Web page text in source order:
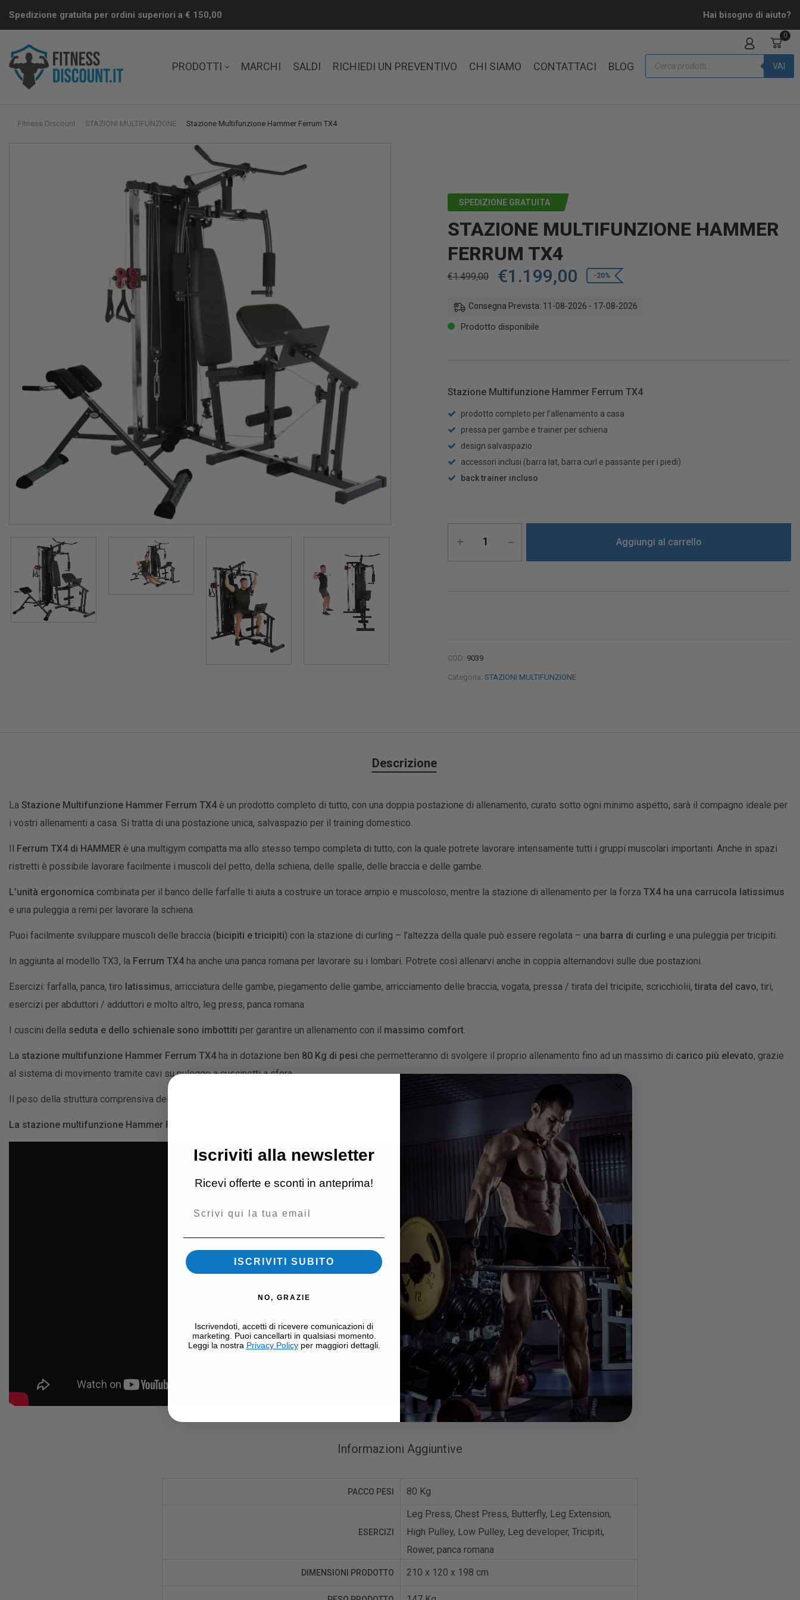
Spedizione gratuita per ordini superiori a € 150,00 Hai bisogno di aiuto?
PRODOTTI MARCHI SALDI RICHIEDI UN PREVENTIVO CHI SIAMO CONTATTACI BLOG
0
VAI
Fitness Discount STAZIONI MULTIFUNZIONE Stazione Multifunzione Hammer Ferrum TX4
SPEDIZIONE GRATUITA
STAZIONE MULTIFUNZIONE HAMMER
FERRUM TX4
€1.499,00 €1.199,00 -20%
Consegna Prevista: 11-08-2026 - 17-08-2026
Prodotto disponibile
Stazione Multifunzione Hammer Ferrum TX4
prodotto completo per l’allenamento a casa
pressa per gambe e trainer per schiena
design salvaspazio
accessori inclusi (barra lat, barra curl e passante per i piedi)
back trainer incluso
Aggiungi al carrello
COD: 9039
Categoria: STAZIONI MULTIFUNZIONE
Descrizione
La Stazione Multifunzione Hammer Ferrum TX4è un prodotto completo di tutto, con una doppia postazione di allenamento, curato sotto ogni minimo aspetto, sarà il compagno ideale per
i vostri allenamenti a casa. Si tratta di una postazione unica, salvaspazio per il training domestico.
Il Ferrum TX4 di HAMMER è una multigym compatta ma allo stesso tempo completa di tutto, con la quale potrete lavorare intensamente tutti i gruppi muscolari importanti. Anche in spazi
ristretti è possibile lavorare facilmente i muscoli del petto, della schiena, delle spalle, delle braccia e delle gambe.
L’unità ergonomica combinata per il banco delle farfalle ti aiuta a costruire un torace ampio e muscoloso, mentre la stazione di allenamento per la forza TX4 ha una carrucola latissimus
e una puleggia a remi per lavorare la schiena.
Puoi facilmente sviluppare muscoli delle braccia (bicipiti e tricipiti) con la stazione di curling – l’altezza della quale può essere regolata – una barra di curling e una puleggia per tricipiti.
In aggiunta al modello TX3, la Ferrum TX4ha anche una panca romana per lavorare su i lombari. Potrete così allenarvi anche in coppia alternandovi sulle due postazioni.
Esercizi: farfalla, panca, tiro latissimus, arricciatura delle gambe, piegamento delle gambe, arricciamento delle braccia, vogata, pressa / tirata del tricipite, scricchiolii,tirata del cavo, tiri,
esercizi per abduttori / adduttori e molto altro, leg press, panca romana
I cuscini della seduta e dello schienale sono imbottiti per garantire un allenamento con il massimo comfort
La stazione multifunzione Hammer Ferrum TX4ha in dotazione ben 80 Kg di pesi che permetteranno di svolgere il proprio allenamento fino ad un massimo di carico più elevato, grazie
al sistema di movimento tramite cavi su pulegge a cuscinetti a sfera.
Il peso della struttura comprensiva dei pesi è di circa 147 Kg e può sostenere un utente dal peso massimo di 120 Kg
La stazione multifunzione Hammer Ferrum TX4 ha una garanzia di 2 anni.
Informazioni Aggiuntive
PACCO PESI 80 Kg
ESERCIZI
Leg Press, Chest Press, Butterfly, Leg Extension,
High Pulley, Low Pulley, Leg developer, Tricipiti,
Rower, panca romana
DIMENSIONI PRODOTTO 210 x 120 x 198 cm
Iscriviti alla newsletter
Ricevi offerte e sconti in anteprima!
ISCRIVITI SUBITO
NO, GRAZIE
Iscrivendoti, accetti di ricevere comunicazioni di
marketing. Puoi cancellarti in qualsiasi momento.
Leggi la nostra Privacy Policyper maggiori dettagli.